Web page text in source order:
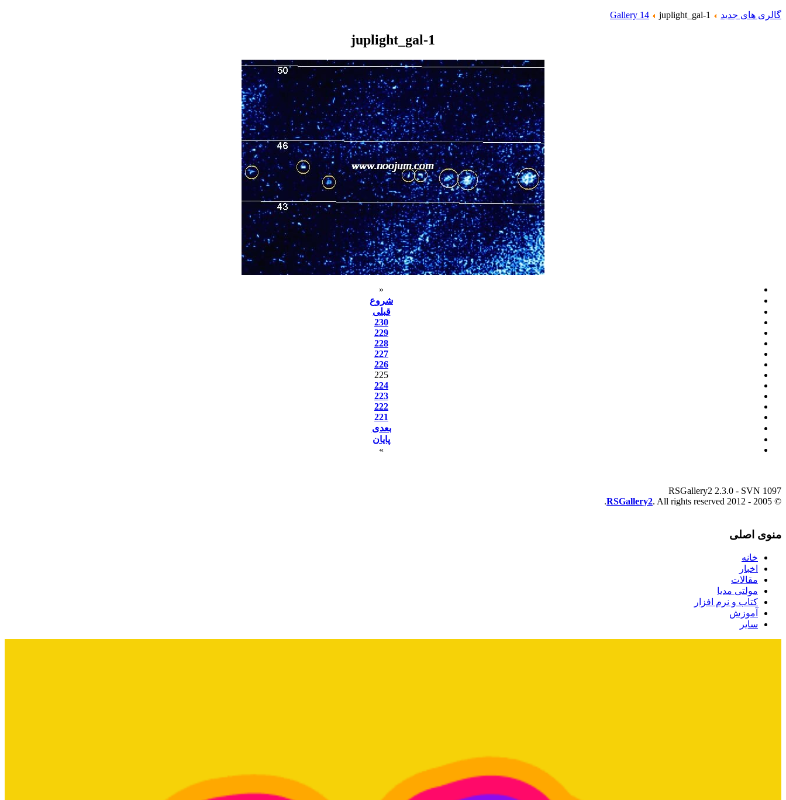
گالری های جدید Gallery 14 juplight_gal-1
juplight_gal-1
«
شروع
قبلی
230
229
228
227
226
225
224
223
222
221
بعدی
پایان
»
RSGallery2 2.3.0 - SVN 1097
© 2005 - 2012
RSGallery2. All rights reserved.
منوی اصلی
خانه
اخبار
مقالات
مولتی مدیا
کتاب و نرم افزار
آموزش
سایر